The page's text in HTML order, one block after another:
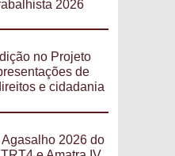
2026
no Projeto
de
e cidadania
2026 do